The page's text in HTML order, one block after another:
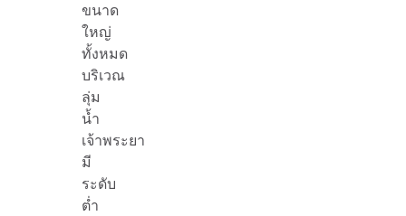
ขนาด
ใหญ่
ทั้งหมด
บริเวณ
ลุ่ม
น้ำ
เจ้าพระยา
มี
ระดับ
ต่ำ